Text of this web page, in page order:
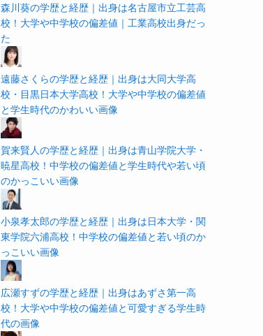
森川葵の学歴と経歴｜出身は名古屋市立工芸高
校！大学や中学校の偏差値｜工業高校出身だっ
た
遠藤さくらの学歴と経歴｜出身は大同大学高
校・目黒日本大学高校！大学や中学校の偏差値
と学生時代のかわいい画像
賀来賢人の学歴と経歴｜出身は青山学院大学・
暁星高校！中学校の偏差値と学生時代や若い頃
のかっこいい画像
小泉孝太郎の学歴と経歴｜出身は日本大学・関
東学院六浦高校！中学校の偏差値と若い頃のか
っこいい画像
広瀬すずの学歴と経歴｜出身はあずさ第一高
校！大学や中学校の偏差値と可愛すぎる学生時
代の画像